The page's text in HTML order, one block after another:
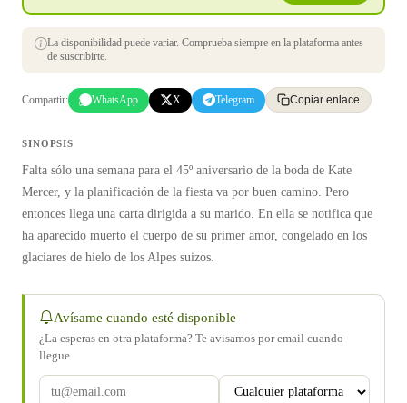
La disponibilidad puede variar. Comprueba siempre en la plataforma antes
de suscribirte.
Compartir: WhatsApp X Telegram Copiar enlace
SINOPSIS
Falta sólo una semana para el 45º aniversario de la boda de Kate
Mercer, y la planificación de la fiesta va por buen camino. Pero
entonces llega una carta dirigida a su marido. En ella se notifica que
ha aparecido muerto el cuerpo de su primer amor, congelado en los
glaciares de hielo de los Alpes suizos.
Avísame cuando esté disponible
¿La esperas en otra plataforma? Te avisamos por email cuando
llegue.